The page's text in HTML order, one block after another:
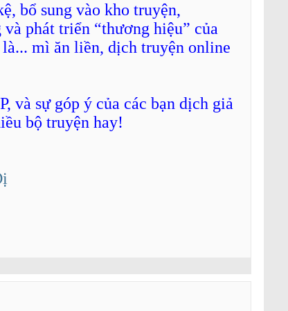
bổ sung vào kho truyện,
phát triển “thương hiệu” của
mì ăn liền, dịch truyện online
và sự góp ý của các bạn dịch giả
bộ truyện hay!